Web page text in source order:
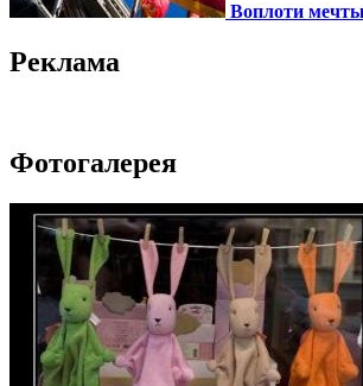
Воплоти
Реклама
Фотогалерея